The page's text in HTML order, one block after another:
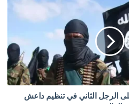
الرجل الثاني في تنظيم داعش